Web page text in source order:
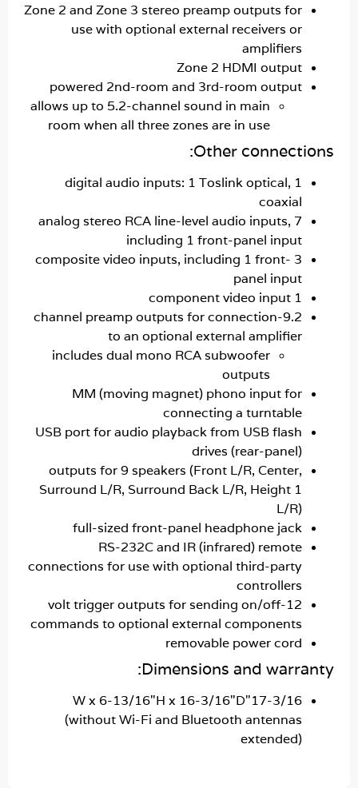
Zone 2 and Zone 3 stereo preamp outputs
use with optional external receivers
Zone 2 HDMI
powered 2nd-room and 3rd-room
allows up to 5.2-channel sound in main
room when all three zones are in use
Other
digital audio inputs: 1 Toslink optical,
7 analog stereo RCA line-level audio inputs,
including 1 front-panel
3 composite video inputs, including 1 front-
panel
9.2-channel preamp outputs for connection
to an optional external
includes dual mono RCA subwoofer
MM (moving magnet) phono input
connecting a
USB port for audio playback from USB
drives (rear-
outputs for 9 speakers (Front L/R,
Surround L/R, Surround Back L/R, Height
full-sized front-panel headphone
RS-232C and IR (infrared)
connections for use with optional third-
12-volt trigger outputs for sending on/off
commands to optional external
removable power
Dimensions and
17-3/16"W x 6-13/16"H x 16-3/16"D
(without Wi-Fi and Bluetooth